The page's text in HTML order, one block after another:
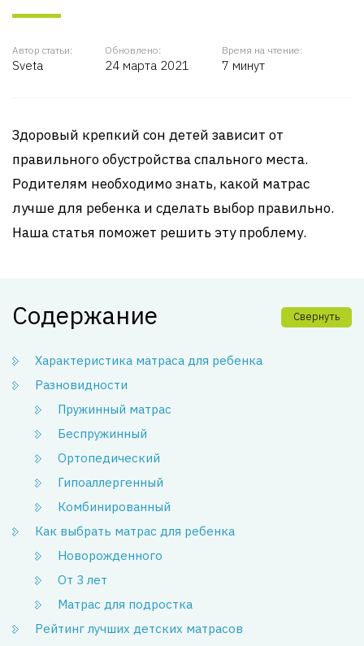
Автор статьи:
Sveta
Обновлено:
24 марта 2021
Время на чтение:
7 минут
Здоровый крепкий сон детей зависит от
правильного обустройства спального места.
Родителям необходимо знать, какой матрас
лучше для ребенка и сделать выбор правильно.
Наша статья поможет решить эту проблему.
Содержание Свернуть
Характеристика матраса для ребенка
Разновидности
Пружинный матрас
Беспружинный
Ортопедический
Гипоаллергенный
Комбинированный
Как выбрать матрас для ребенка
Новорожденного
От 3 лет
Матрас для подростка
Рейтинг лучших детских матрасов